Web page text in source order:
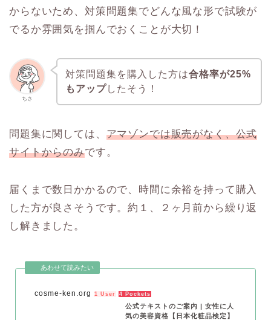
からないため、対策問題集でどんな風な形で試験が
でるか雰囲気を掴んでおくことが大切！
ちさ
対策問題集を購入した方は合格率が25%
もアップしたそう！
問題集に関しては、 アマゾンでは販売がなく、公式
サイトからのみです。
届くまで数日かかるので、時間に余裕を持って購入
した方が良さそうです。約１、２ヶ月前から繰り返
し解きました。
cosme-ken.org 1 User 4 Pockets
公式テキストのご案内 | 女性に人
気の美容資格【日本化粧品検定】